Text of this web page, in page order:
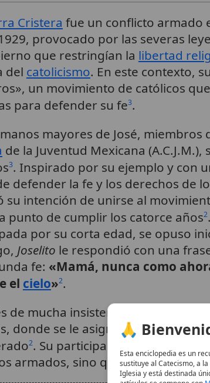
Cristera fue un conflicto armado
provocado por las severas
que restringían la libertad
del catolicismo. En este contexto,
un movimiento de católicos
para defender su fe3.
mayores de José, miembros
de la Juventud Mexicana (A.C.J.M.),
3. Inspirado por su ejemplo y con
defender la fe y los derechos de
su intención de unirse al
punto de cumplir los catorce años2
por su corta edad, se opuso
Joselito le respondió con una
fe: «Mamá, nunca como
el cielo»2.
de mucha insistencia, fue aceptado
donde se le asignaron las tareas
2. Su participación no implicó
armados, sino que sirvió en un
🙏
Esta enciclopedia es un
sustituye al Catecismo, a
Iglesia y está destinada